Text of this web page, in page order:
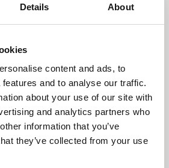
Details About
content and ads, to
and to analyse our traffic.
about your use of our site with
and analytics partners who
information that you’ve
they’ve collected from your use
- C
Update
direktør fonde, deler vores syn
markeder i stigende grad
økonomi – hvor nogle
mens andre møder